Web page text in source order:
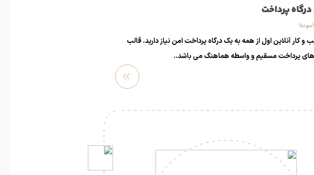
و کار آنلاین اول از همه به یک درگاه پرداخت امن نیاز دارید. قالب
های پرداخت مسقیم و واسطه هماهنگ می باشد..